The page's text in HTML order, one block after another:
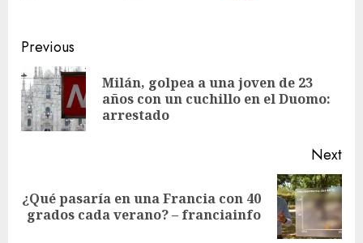
Previous
Milán, golpea a una joven de 23
años con un cuchillo en el Duomo:
arrestado
Next
¿Qué pasaría en una Francia con 40
grados cada verano? – franciainfo